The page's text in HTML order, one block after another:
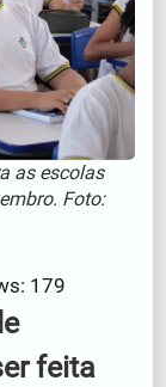
as escolas
Foto:
179
feita